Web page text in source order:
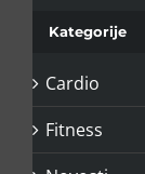
Kategorije
Cardio
Fitness